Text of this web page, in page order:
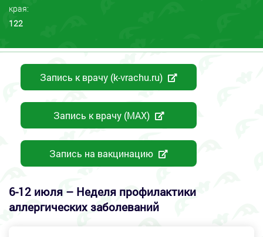
края:
122
Запись к врачу (k-vrachu.ru)
Запись к врачу (MAX)
Запись на вакцинацию
6-12 июля – Неделя профилактики
аллергических заболеваний